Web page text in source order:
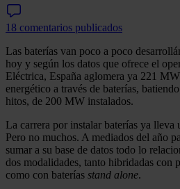
18 comentarios publicados
Las baterías van poco a poco
hoy y según los datos que ofrece el
Eléctrica, España aglomera ya 221
energético a través de baterías,
hitos, de 200 MW instalados.
La carrera por instalar baterías ya lleva
Pero no muchos. A mediados del año
sumar a su base de datos todo lo
dos modalidades, tanto hibridadas con
como con baterías stand alone.